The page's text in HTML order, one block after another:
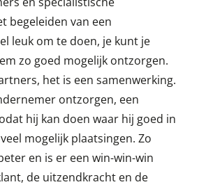
begeleiden van een
leuk om te doen, je kunt je
zo goed mogelijk ontzorgen.
het is een samenwerking.
ontzorgen, een
hij kan doen waar hij goed in
mogelijk plaatsingen. Zo
en is er een win-win-win
de uitzendkracht en de